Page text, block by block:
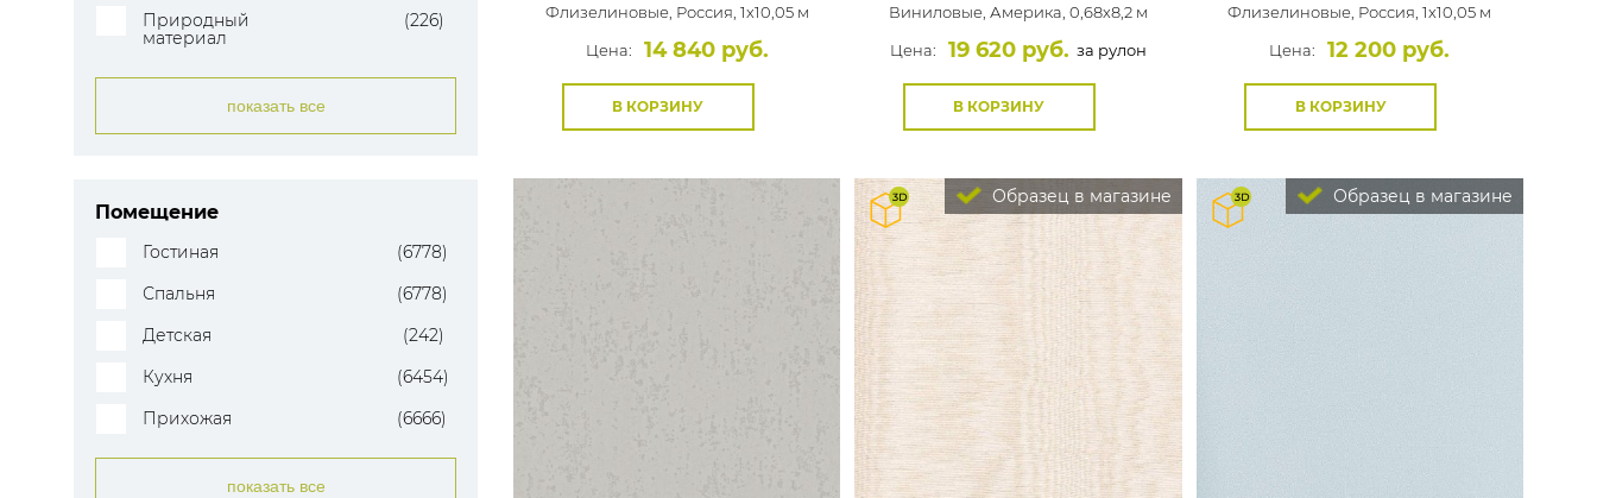
Природный
материал
(226)
показать все
Помещение
Гостиная
(6778)
Спальня
(6778)
Детская
(242)
Кухня
(6454)
Прихожая
(6666)
показать все
Флизелиновые, Россия, 1x10,05 м
Цена:
14 840 руб.
В КОРЗИНУ
Виниловые, Америка, 0,68x8,2 м
Цена:
19 620 руб. за рулон
В КОРЗИНУ
Флизелиновые, Россия, 1x10,05 м
Цена:
12 200 руб.
В КОРЗИНУ
Образец в магазине Образец в магазине